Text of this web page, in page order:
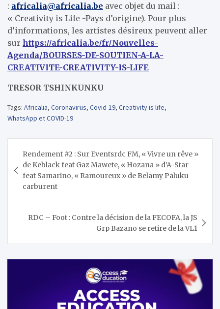
: africalia@africalia.be avec objet du mail :
« Creativity is Life -Pays d’origine). Pour plus
d’informations, les artistes désireux peuvent aller
sur https://africalia.be/fr/Nouvelles-
Agenda/BOURSES-DE-SOUTIEN-A-LA-
CREATIVITE-CREATIVITY-IS-LIFE
TRESOR TSHINKUNKU
Tags: Africalia, Coronavirus, Covid-19, Creativity is life,
WhatsApp et COVID-19
l’article
Rendement #2 : Sur Eventsrdc FM, « Vivre un rêve »
de Keblack feat Gaz Mawete, « Hozana » d’A-Star
feat Samarino, « Ramoureux » de Belamy Paluku
carburent
RDC – Foot : Contre la décision de la FECOFA, la JS
Grp Bazano se retire de la VL1